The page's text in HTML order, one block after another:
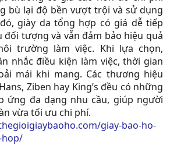
bù lại độ bền vượt trội và sử dụng
giày da tổng hợp có giá dễ tiếp
đối tượng và vẫn đảm bảo hiệu quả
trường làm việc. Khi lựa chọn,
nhắc điều kiện làm việc, thời gian
mái khi mang. Các thương hiệu
Ziben hay King’s đều có những
ứng đa dạng nhu cầu, giúp người
vừa tối ưu chi phí.​
giay-bao-ho-
hop/